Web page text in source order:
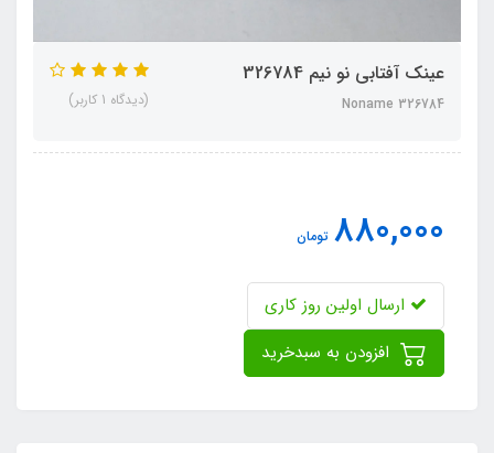
عینک آفتابی نو نیم 326784
Noname 326784 (دیدگاه 1 کاربر)
880,000 تومان
ارسال اولین روز کاری